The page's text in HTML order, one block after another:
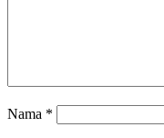
Nama *